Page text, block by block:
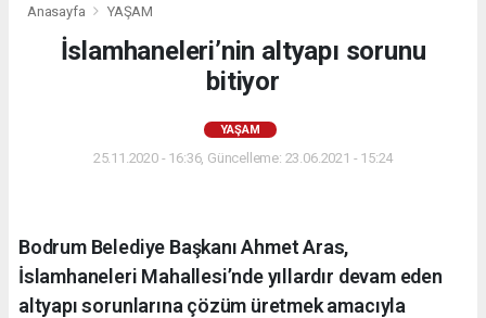
Anasayfa YAŞAM
İslamhaneleri’nin altyapı sorunu
bitiyor
YAŞAM
25.11.2020 - 16:36, Güncelleme: 23.06.2021 - 15:24
Bodrum Belediye Başkanı Ahmet Aras,
İslamhaneleri Mahallesi’nde yıllardır devam eden
altyapı sorunlarına çözüm üretmek amacıyla